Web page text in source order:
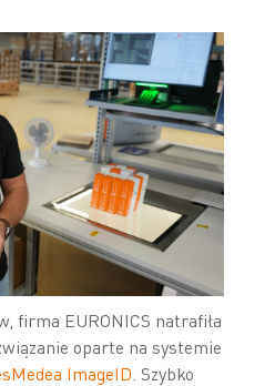
firma EURONICS natrafiła
oparte na systemie
ImageID . Szybko